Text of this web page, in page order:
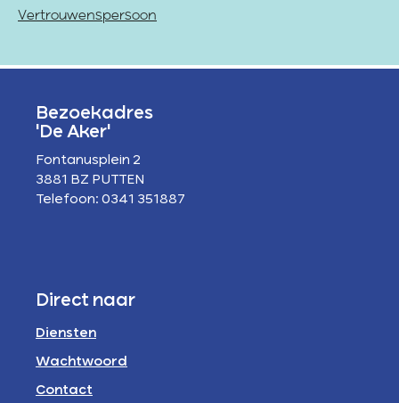
Vertrouwenspersoon
Bezoekadres
'De Aker'
Fontanusplein 2
3881 BZ PUTTEN
Telefoon: 0341 351887
Direct naar
Diensten
Wachtwoord
Contact